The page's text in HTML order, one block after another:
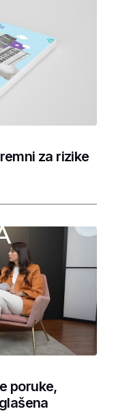
za rizike
poruke,